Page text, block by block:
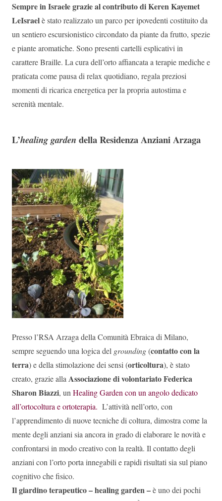
Sempre in Israele grazie al contributo di Keren Kayemet
LeIsraelè stato realizzato un parco per ipovedenti costituito da
un sentiero escursionistico circondato da piante da frutto, spezie
e piante aromatiche. Sono presenti cartelli esplicativi in
carattere Braille. La cura dell’orto affiancata a terapie mediche e
praticata come pausa di relax quotidiano, regala preziosi
momenti di ricarica energetica per la propria autostima e
serenità mentale.
L’healing garden della Residenza Anziani Arzaga
Presso l’RSA Arzaga della Comunità Ebraica di Milano,
sempre seguendo una logica del grounding(contatto con la
terra) e della stimolazione dei sensi (orticoltura), è stato
creato, grazie allaAssociazione di volontariato Federica
Sharon Biazzi, unHealing Garden con un angolo dedicato
all’ortocoltura e ortoterapia. L’attività nell’orto, con
l’apprendimento di nuove tecniche di coltura, dimostra come la
mente degli anziani sia ancora in grado di elaborare le novità e
confrontarsi in modo creativo con la realtà. Il contatto degli
anziani con l’orto porta innegabili e rapidi risultati sia sul piano
cognitivo che fisico.
Il giardino terapeutico – healing garden –è uno dei pochi